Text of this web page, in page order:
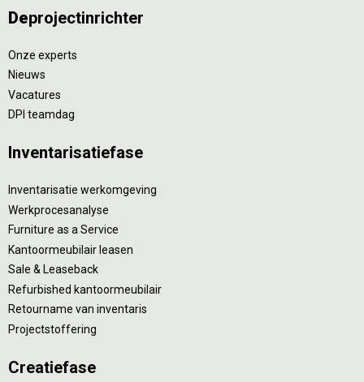
Deprojectinrichter
Onze experts
Nieuws
Vacatures
DPI teamdag
Inventarisatiefase
Inventarisatie werkomgeving
Werkprocesanalyse
Furniture as a Service
Kantoormeubilair leasen
Sale & Leaseback
Refurbished kantoormeubilair
Retourname van inventaris
Projectstoffering
Creatiefase